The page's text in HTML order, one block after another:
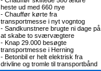
heste ud med 660 nye
- Chauffør kørte fra
transportmesse i nyt vogntog
- Sandkunstnere brugte ni dage på
at skabe to sværvægtere
- Knap 29.000 besøgte
transportmesse i Herning
- Betonbil er helt elektrisk fra
drivline og tromle til transportbånd